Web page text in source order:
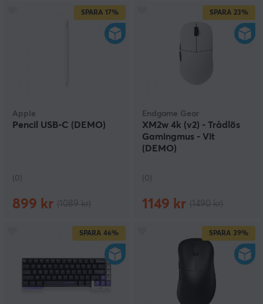
SPARA 17%
Apple
Pencil USB-C (DEMO)
(0)
899 kr
SPARA 23%
Endgame Gear
XM2w 4k (v2) - Trådlös
Gamingmus - Vit
(DEMO)
(0)
1149 kr
SPARA 46% SPARA 39%